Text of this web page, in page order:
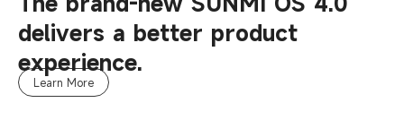
delivers a better product
experience.
Learn More